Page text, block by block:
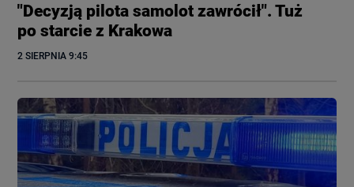
"Decyzją pilota samolot zawrócił". Tuż
po starcie z Krakowa
2 SIERPNIA 9:45